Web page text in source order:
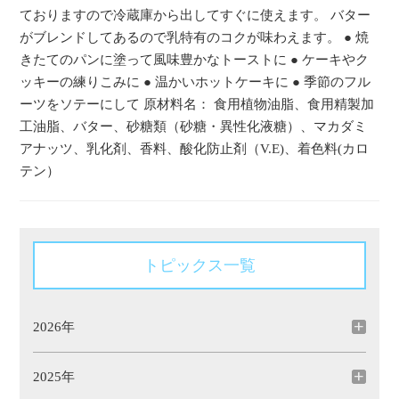
ておりますので冷蔵庫から出してすぐに使えます。 バター
がブレンドしてあるので乳特有のコクが味わえます。 ● 焼
きたてのパンに塗って風味豊かなトーストに ● ケーキやク
ッキーの練りこみに ● 温かいホットケーキに ● 季節のフル
ーツをソテーにして 原材料名： 食用植物油脂、食用精製加
工油脂、バター、砂糖類（砂糖・異性化液糖）、マカダミ
アナッツ、乳化剤、香料、酸化防止剤（V.E)、着色料(カロ
テン）
トピックス一覧
2026年
2025年